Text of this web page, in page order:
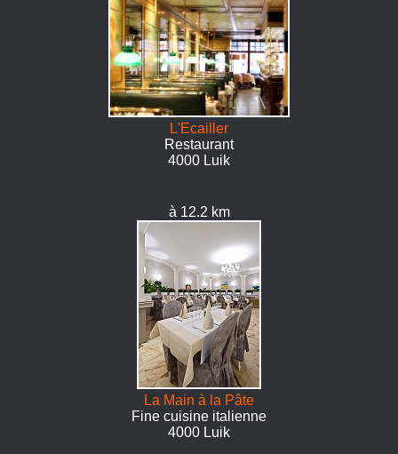
L'Ecailler
Restaurant
4000 Luik
à 12.2 km
La Main à la Pâte
Fine cuisine italienne
4000 Luik